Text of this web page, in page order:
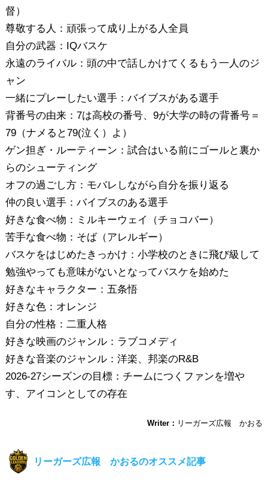
督）
尊敬する人：頑張って成り上がる人全員
自分の武器：IQバスケ
永遠のライバル：頭の中で話しかけてくるもう一人のジ
ャン
一緒にプレーしたい選手：バイブスがある選手
背番号の由来：7は高校の番号、9が大学の時の背番号＝
79（ナメると79(泣く）よ）
ゲン担ぎ・ルーティーン：試合はいる前にゴールと裏か
らのシューティング
オフの過ごし方：モバレしながら自分を振り返る
仲の良い選手：バイブスのある選手
好きな食べ物：ミルキーウェイ（チョコバー）
苦手な食べ物：そば（アレルギー）
バスケをはじめたきっかけ：小学校のときに飛び級して
勉強やっても意味がないとなってバスケを始めた
好きなキャラクター：五条悟
好きな色：オレンジ
自分の性格：二重人格
好きな映画のジャンル：ラブコメディ
好きな音楽のジャンル：洋楽、邦楽のR&B
2026-27シーズンの目標：チームにつくファンを増や
す、アイコンとしての存在
Writer： リーガーズ広報 かおる
リーガーズ広報 かおるのオススメ記事